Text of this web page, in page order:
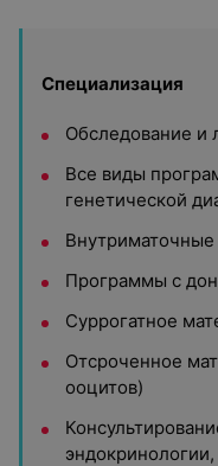
Специализация
Обследование и
Все виды
генетической
Программы с
Суррогатное
Отсроченное
ооцитов)